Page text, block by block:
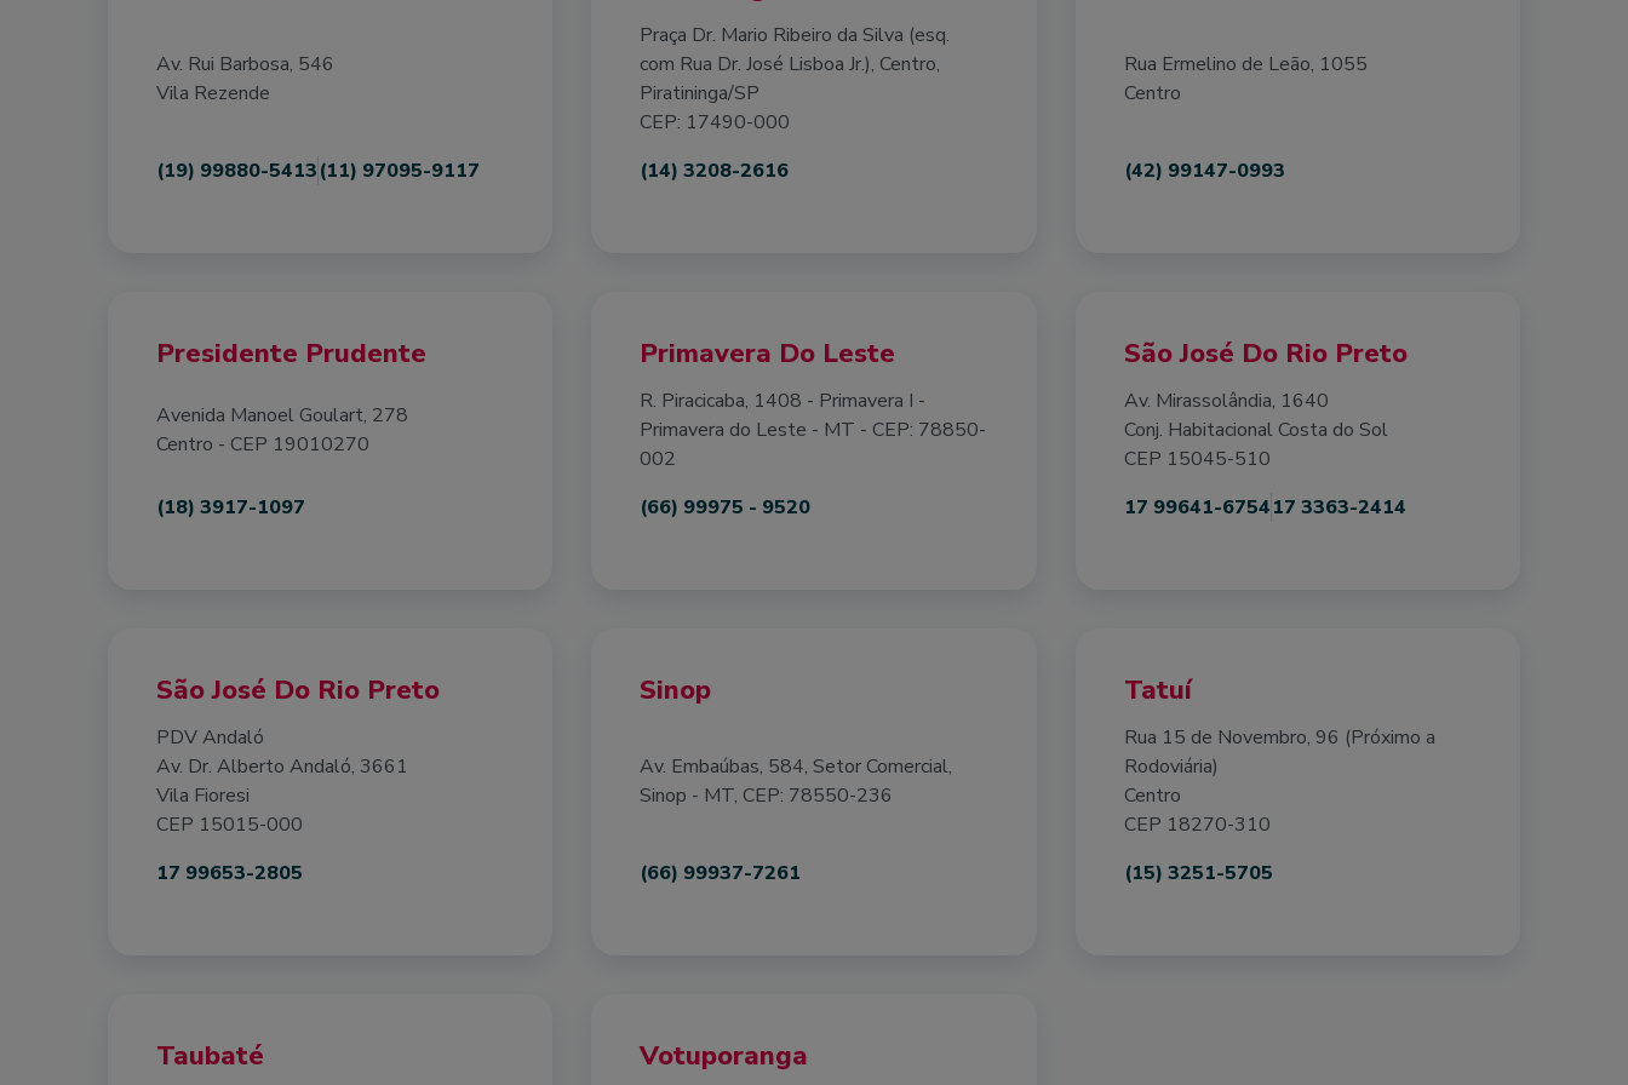
Av. Rui Barbosa, 546
Vila Rezende
(19) 99880-5413(11) 97095-9117
Praça Dr. Mario Ribeiro da Silva (esq.
com Rua Dr. José Lisboa Jr.), Centro,
Piratininga/SP
CEP: 17490-000
(14) 3208-2616
Rua Ermelino de Leão, 1055
Centro
(42) 99147-0993
Presidente Prudente
Avenida Manoel Goulart, 278
Centro - CEP 19010270
(18) 3917-1097
Primavera Do Leste
R. Piracicaba, 1408 - Primavera I -
Primavera do Leste - MT - CEP: 78850-
002
(66) 99975 - 9520
São José Do Rio Preto
Av. Mirassolândia, 1640
Conj. Habitacional Costa do Sol
CEP 15045-510
17 99641-675417 3363-2414
São José Do Rio Preto
PDV Andaló
Av. Dr. Alberto Andaló, 3661
Vila Fioresi
CEP 15015-000
17 99653-2805
Sinop
Av. Embaúbas, 584, Setor Comercial,
Sinop - MT, CEP: 78550-236
(66) 99937-7261
Tatuí
Rua 15 de Novembro, 96 (Próximo a
Rodoviária)
Centro
CEP 18270-310
(15) 3251-5705
Taubaté Votuporanga